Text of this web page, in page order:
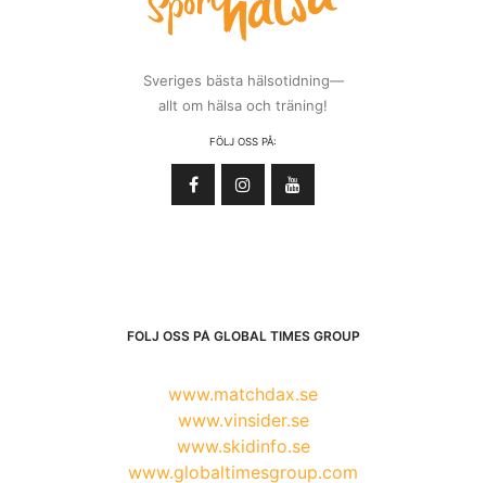
Sveriges bästa hälsotidning—
allt om hälsa och träning!
FÖLJ OSS PÅ:
FÖLJ OSS PÅ GLOBAL TIMES GROUP
www.matchdax.se
www.vinsider.se
www.skidinfo.se
www.globaltimesgroup.com